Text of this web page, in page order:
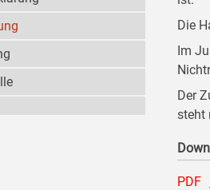
Die
Im
Der
steht
PDF